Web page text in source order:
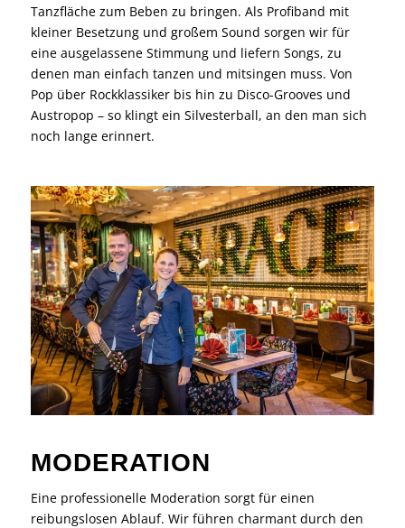
Tanzfläche zum Beben zu bringen. Als Profiband mit
kleiner Besetzung und großem Sound sorgen wir für
eine ausgelassene Stimmung und liefern Songs, zu
denen man einfach tanzen und mitsingen muss. Von
Pop über Rockklassiker bis hin zu Disco-Grooves und
Austropop – so klingt ein Silvesterball, an den man sich
noch lange erinnert.
MODERATION
Eine professionelle Moderation sorgt für einen
reibungslosen Ablauf. Wir führen charmant durch den